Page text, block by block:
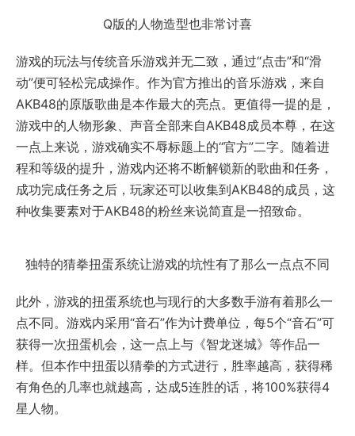
Q版的人物造型也非常讨喜
游戏的玩法与传统音乐游戏并无二致，通过“点击”和“滑
动”便可轻松完成操作。作为官方推出的音乐游戏，来自
AKB48的原版歌曲是本作最大的亮点。更值得一提的是，
游戏中的人物形象、声音全部来自AKB48成员本尊，在这
一点上来说，游戏确实不辱标题上的“官方”二字。随着进
程和等级的提升，游戏内还将不断解锁新的歌曲和任务，
成功完成任务之后，玩家还可以收集到AKB48的成员，这
种收集要素对于AKB48的粉丝来说简直是一招致命。
独特的猜拳扭蛋系统让游戏的坑性有了那么一点点不同
此外，游戏的扭蛋系统也与现行的大多数手游有着那么一
点不同。游戏内采用“音石”作为计费单位，每5个“音石”可
获得一次扭蛋机会，这一点上与《智龙迷城》等作品一
样。但本作中扭蛋以猜拳的方式进行，胜率越高，获得稀
有角色的几率也就越高，达成5连胜的话，将100%获得4
星人物。